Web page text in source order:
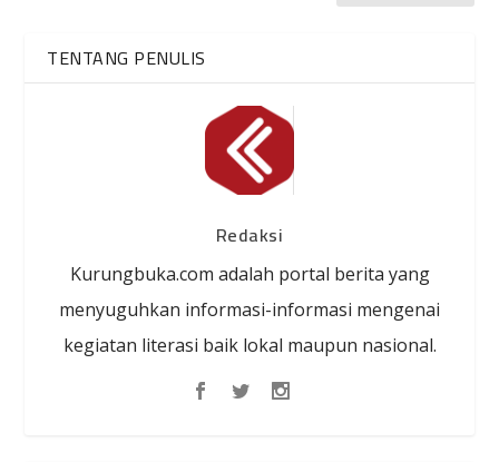
TENTANG PENULIS
Redaksi
Kurungbuka.com adalah portal berita yang
menyuguhkan informasi-informasi mengenai
kegiatan literasi baik lokal maupun nasional.